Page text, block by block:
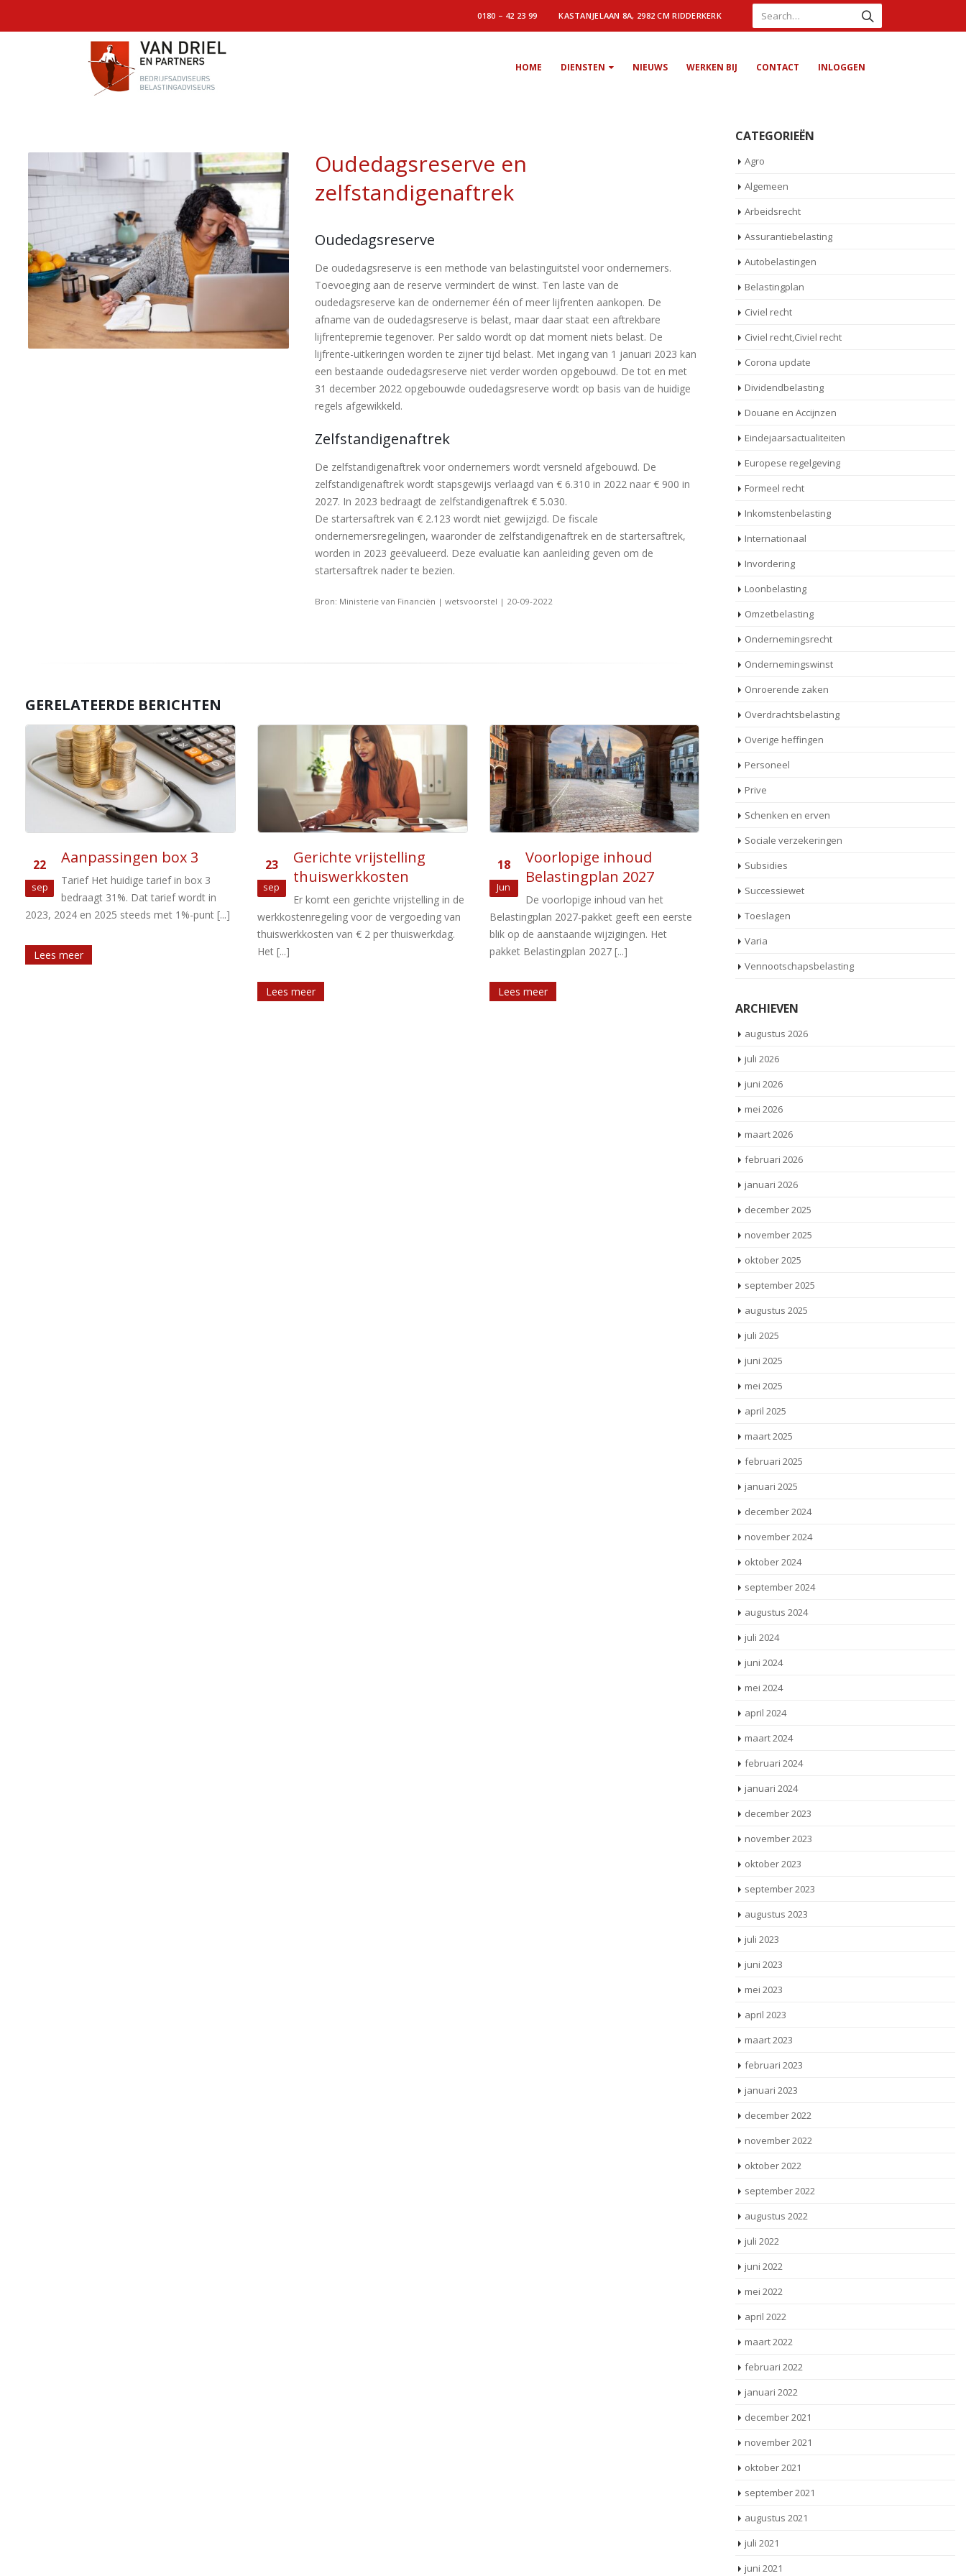
0180 – 42 23 99 KASTANJELAAN 8A, 2982 CM RIDDERKERK
HOME DIENSTEN NIEUWS WERKEN BIJ CONTACT INLOGGEN
Oudedagsreserve en
zelfstandigenaftrek
Oudedagsreserve
De oudedagsreserve is een methode van belastinguitstel voor ondernemers.
Toevoeging aan de reserve vermindert de winst. Ten laste van de
oudedagsreserve kan de ondernemer één of meer lijfrenten aankopen. De
afname van de oudedagsreserve is belast, maar daar staat een aftrekbare
lijfrentepremie tegenover. Per saldo wordt op dat moment niets belast. De
lijfrente-uitkeringen worden te zijner tijd belast. Met ingang van 1 januari 2023 kan
een bestaande oudedagsreserve niet verder worden opgebouwd. De tot en met
31 december 2022 opgebouwde oudedagsreserve wordt op basis van de huidige
regels afgewikkeld.
Zelfstandigenaftrek
De zelfstandigenaftrek voor ondernemers wordt versneld afgebouwd. De
zelfstandigenaftrek wordt stapsgewijs verlaagd van € 6.310 in 2022 naar € 900 in
2027. In 2023 bedraagt de zelfstandigenaftrek € 5.030.
De startersaftrek van € 2.123 wordt niet gewijzigd. De fiscale
ondernemersregelingen, waaronder de zelfstandigenaftrek en de startersaftrek,
worden in 2023 geëvalueerd. Deze evaluatie kan aanleiding geven om de
startersaftrek nader te bezien.
Bron: Ministerie van Financiën | wetsvoorstel | 20-09-2022
GERELATEERDE BERICHTEN
23
sep
Gerichte vrijstelling
thuiswerkkosten
Er komt een gerichte vrijstelling in de
werkkostenregeling voor de vergoeding van
Het [...]
18
Jun
Voorlopige inhoud
Belastingplan 2027
De voorlopige inhoud van het
Belastingplan 2027-pakket geeft een eerste
blik op de aanstaande wijzigingen. Het
pakket Belastingplan 2027 [...]
Lees meer
20
sep
Maatregelen
autobelastingen
FijnstoftoeslagPer 1 januari 2019
zou er een fijnstoftoeslag in de
motorrijtuigenbelasting worden ingevoerd
voor dieselauto’s met een fijnstofuitstoot
18
okt
Afschaffing
niet door: vervangende
voorstellen
Nadat Unilever liet weten het hoofdkantoor
kabinet aangekondigd de voorgestelde
Lees meer
CATEGORIEËN
Agro
Algemeen
Arbeidsrecht
Assurantiebelasting
Autobelastingen
Belastingplan
Civiel recht
Civiel recht,Civiel recht
Corona update
Dividendbelasting
Douane en Accijnzen
Eindejaarsactualiteiten
Europese regelgeving
Formeel recht
Inkomstenbelasting
Internationaal
Invordering
Loonbelasting
Omzetbelasting
Ondernemingsrecht
Ondernemingswinst
Onroerende zaken
Overdrachtsbelasting
Overige heffingen
Personeel
Prive
Schenken en erven
Sociale verzekeringen
Subsidies
Successiewet
Toeslagen
Varia
Vennootschapsbelasting
ARCHIEVEN
augustus 2026
juli 2026
juni 2026
mei 2026
maart 2026
februari 2026
januari 2026
december 2025
november 2025
oktober 2025
september 2025
augustus 2025
juli 2025
juni 2025
mei 2025
april 2025
maart 2025
februari 2025
januari 2025
december 2024
november 2024
oktober 2024
september 2024
augustus 2024
juli 2024
juni 2024
mei 2024
april 2024
maart 2024
februari 2024
januari 2024
december 2023
november 2023
oktober 2023
september 2023
augustus 2023
juli 2023
juni 2023
mei 2023
april 2023
maart 2023
februari 2023
januari 2023
december 2022
november 2022
oktober 2022
september 2022
augustus 2022
juli 2022
juni 2022
mei 2022
april 2022
maart 2022
februari 2022
januari 2022
december 2021
november 2021
oktober 2021
september 2021
augustus 2021
juli 2021
juni 2021